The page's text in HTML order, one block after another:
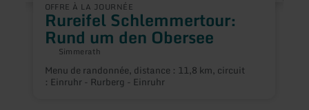
OFFRE À LA JOURNÉE
Rureifel Schlemmertour:
Rund um den Obersee
Simmerath
Menu de randonnée, distance : 11,8 km, circuit
: Einruhr - Rurberg - Einruhr